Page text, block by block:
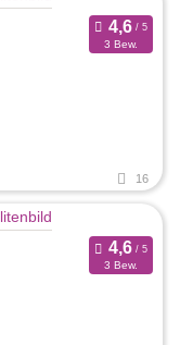
3 Bew.
16
3 Bew.